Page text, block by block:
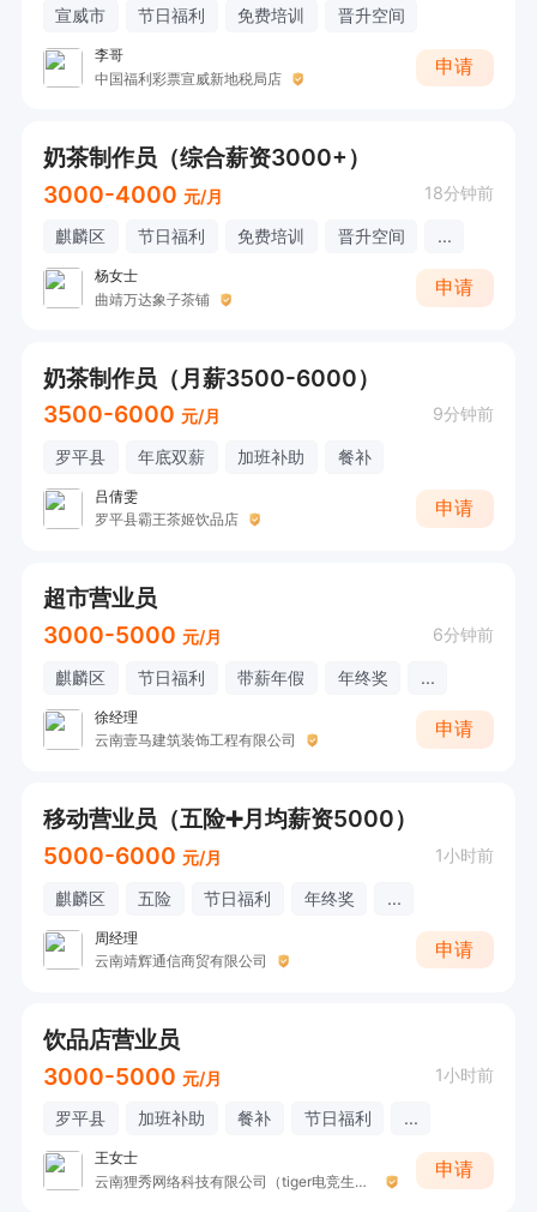
宣威市 节日福利 免费培训 晋升空间
李哥
中国福利彩票宣威新地税局店
申请
奶茶制作员（综合薪资3000+）
3000-4000 元/月 18分钟前
麒麟区 节日福利 免费培训 晋升空间 ...
杨女士
曲靖万达象子茶铺
申请
奶茶制作员（月薪3500-6000）
3500-6000 元/月 9分钟前
罗平县 年底双薪 加班补助 餐补
吕倩雯
罗平县霸王茶姬饮品店
申请
超市营业员
3000-5000 元/月 6分钟前
麒麟区 节日福利 带薪年假 年终奖 ...
徐经理
云南壹马建筑装饰工程有限公司
申请
移动营业员（五险➕月均薪资5000）
5000-6000 元/月 1小时前
麒麟区 五险 节日福利 年终奖 ...
周经理
云南靖辉通信商贸有限公司
申请
饮品店营业员
3000-5000 元/月 1小时前
罗平县 加班补助 餐补 节日福利 ...
王女士
云南狸秀网络科技有限公司（tiger电竞生活馆、赤信号、花狸、青鸟）
申请